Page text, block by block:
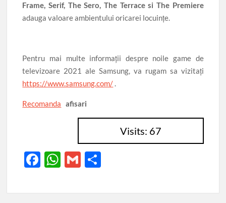
Frame, Serif, The Sero, The Terrace si The Premiere
adauga valoare ambientului oricarei locuințe.
Pentru mai multe informații despre noile game de
televizoare 2021 ale Samsung, va rugam sa vizitați
https://www.samsung.com/.
Recomanda afisari
Visits: 67
F
e
W
at
G
ail ta